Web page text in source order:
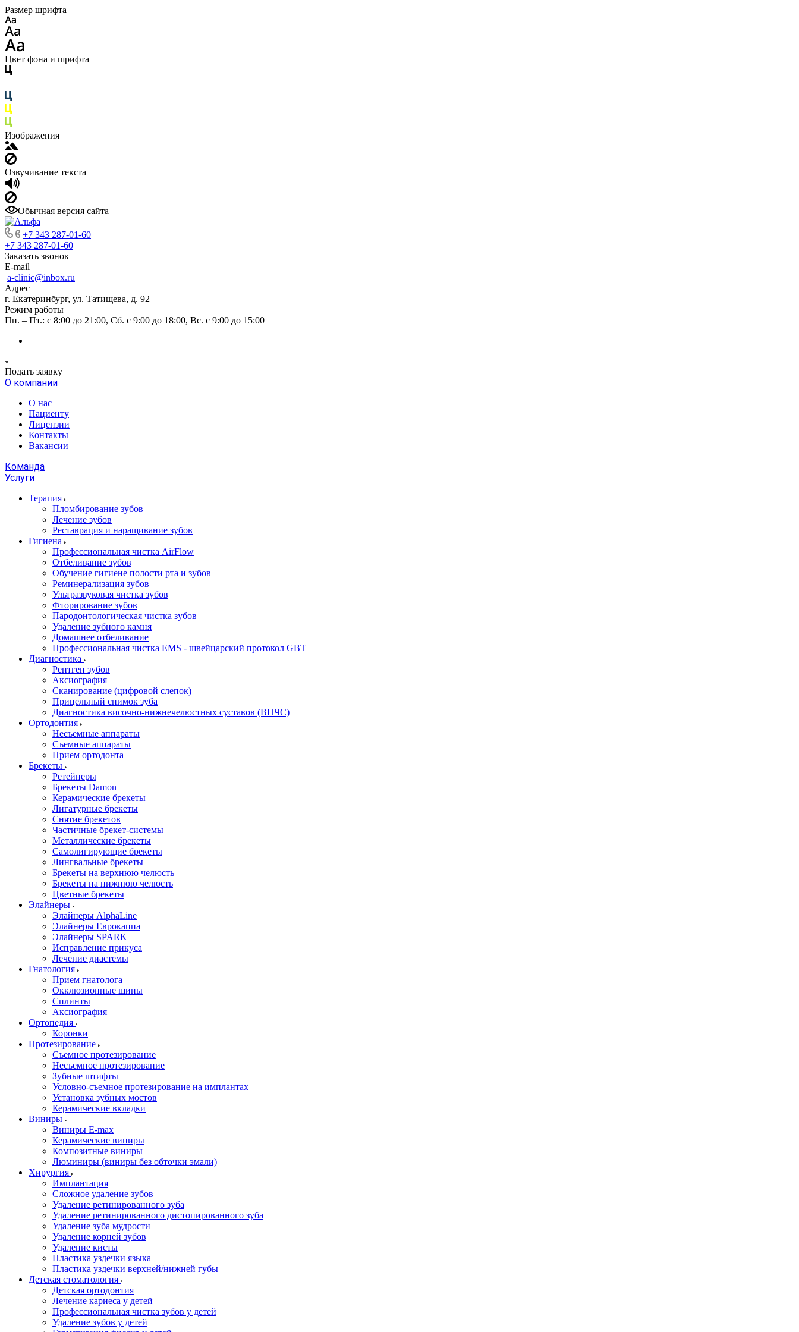
Размер шрифта
Цвет фона и шрифта
Изображения
Озвучивание текста
Обычная версия сайта
+7 343 287-01-60
+7 343 287-01-60
Заказать звонок
E-mail
a-clinic@inbox.ru
Адрес
г. Екатеринбург, ул. Татищева, д. 92
Режим работы
Пн. – Пт.: с 8:00 до 21:00, Сб. с 9:00 до 18:00, Вс. с 9:00 до 15:00
Подать заявку
О компании
О нас
Пациенту
Лицензии
Контакты
Вакансии
Команда
Услуги
Терапия
Пломбирование зубов
Лечение зубов
Реставрация и наращивание зубов
Гигиена
Профессиональная чистка AirFlow
Отбеливание зубов
Обучение гигиене полости рта и зубов
Реминерализация зубов
Ультразвуковая чистка зубов
Фторирование зубов
Пародонтологическая чистка зубов
Удаление зубного камня
Домашнее отбеливание
Профессиональная чистка EMS - швейцарский протокол GBT
Диагностика
Рентген зубов
Аксиография
Сканирование (цифровой слепок)
Прицельный снимок зуба
Диагностика височно-нижнечелюстных суставов (ВНЧС)
Ортодонтия
Несъемные аппараты
Съемные аппараты
Прием ортодонта
Брекеты
Ретейнеры
Брекеты Damon
Керамические брекеты
Лигатурные брекеты
Снятие брекетов
Частичные брекет-системы
Металлические брекеты
Самолигирующие брекеты
Лингвальные брекеты
Брекеты на верхнюю челюсть
Брекеты на нижнюю челюсть
Цветные брекеты
Элайнеры
Элайнеры AlphaLine
Элайнеры Еврокаппа
Элайнеры SPARK
Исправление прикуса
Лечение диастемы
Гнатология
Прием гнатолога
Окклюзионные шины
Сплинты
Аксиография
Ортопедия
Коронки
Протезирование
Съемное протезирование
Несъемное протезирование
Зубные штифты
Условно-съемное протезирование на имплантах
Установка зубных мостов
Керамические вкладки
Виниры
Виниры E-max
Керамические виниры
Композитные виниры
Люминиры (виниры без обточки эмали)
Хирургия
Имплантация
Сложное удаление зубов
Удаление ретинированного зуба
Удаление ретинированного дистопированного зуба
Удаление зуба мудрости
Удаление корней зубов
Удаление кисты
Пластика уздечки языка
Пластика уздечки верхней/нижней губы
Детская стоматология
Детская ортодонтия
Лечение кариеса у детей
Профессиональная чистка зубов у детей
Удаление зубов у детей